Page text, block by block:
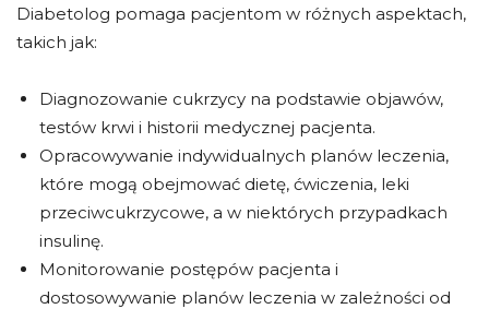
Diabetolog pomaga pacjentom w różnych aspektach,
takich jak:
Diagnozowanie cukrzycy na podstawie objawów,
testów krwi i historii medycznej pacjenta.
Opracowywanie indywidualnych planów leczenia,
które mogą obejmować dietę, ćwiczenia, leki
przeciwcukrzycowe, a w niektórych przypadkach
insulinę.
Monitorowanie postępów pacjenta i
dostosowywanie planów leczenia w zależności od